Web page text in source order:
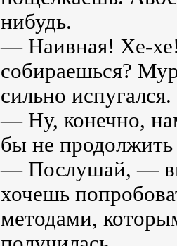
нибудь.
— Наивная! Хе-
собираешься?
сильно
— Ну, конечно,
бы не
— Послушай, —
хочешь
методами,